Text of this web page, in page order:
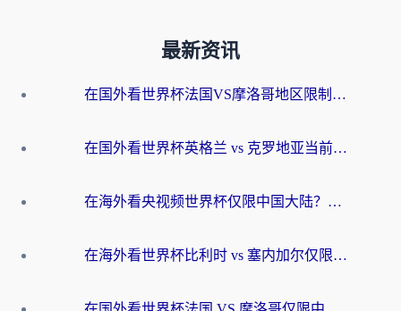
最新资讯
在国外看世界杯法国VS摩洛哥地区限制？这篇指南让你流畅看中文解说无压力
在国外看世界杯英格兰 vs 克罗地亚当前地区不可播放？这篇指南帮你搞定所有海外观赛难题
在海外看央视频世界杯仅限中国大陆？这篇指南帮你解锁中文解说+无卡顿直播
在海外看世界杯比利时 vs 塞内加尔仅限中国大陆？我找到了最流畅的中文解说之路